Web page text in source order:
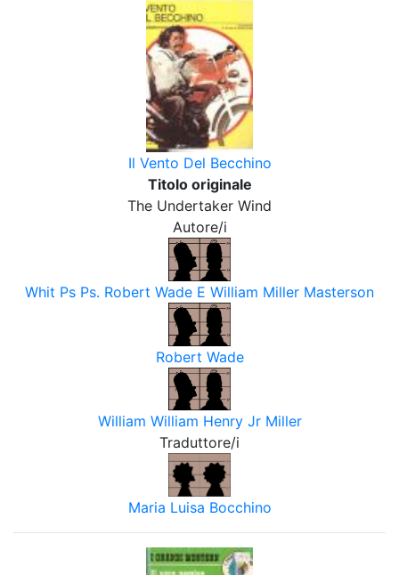
Il Vento Del Becchino
Titolo originale
The Undertaker Wind
Autore/i
Whit Ps Ps. Robert Wade E William Miller Masterson
Robert Wade
William William Henry Jr Miller
Traduttore/i
Maria Luisa Bocchino